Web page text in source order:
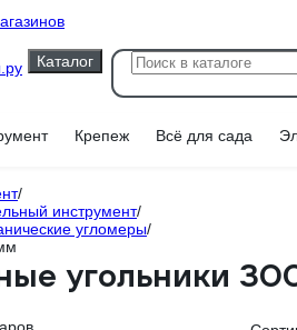
Каталог
Крепеж Всё для сада
/
инструмент/
угломеры/
угольники